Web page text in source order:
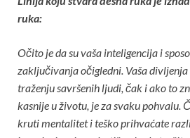
ruka:
Očito je da su vaša inteligencija i
zaključivanja očigledni. Vaša
traženju savršenih ljudi, čak i ako to
kasnije u životu, je za svaku pohvalu.
kruti mentalitet i teško prihvaćate